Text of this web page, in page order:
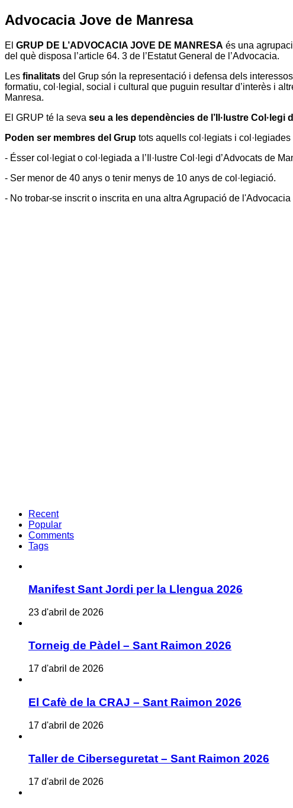
Advocacia Jove de Manresa
El GRUP DE L’ADVOCACIA JOVE DE MANRESA és una
del què disposa l’article 64. 3 de l’Estatut General de l’Advocacia.
Les finalitats del Grup són la representació i defensa dels
formatiu, col·legial, social i cultural que puguin resultar d’interès i
Manresa.
El GRUP té la seva seu a les dependències de l’Il·lustre Col·legi
Poden ser membres del Grup tots aquells col·legiats i
- Ésser col·legiat o col·legiada a l’Il·lustre Col·legi d’Advocats de
- Ser menor de 40 anys o tenir menys de 10 anys de col·legiació.
- No trobar-se inscrit o inscrita en una altra Agrupació de l'Advocacia
Recent
Popular
Comments
Tags
Manifest Sant Jordi per la Llengua 2026
23 d'abril de 2026
Torneig de Pàdel – Sant Raimon 2026
17 d'abril de 2026
El Cafè de la CRAJ – Sant Raimon 2026
17 d'abril de 2026
Taller de Ciberseguretat – Sant Raimon 2026
17 d'abril de 2026